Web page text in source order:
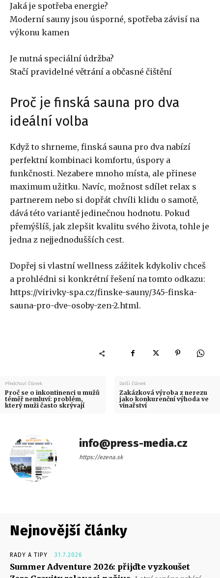
Jaká je spotřeba energie?
Moderní sauny jsou úsporné, spotřeba závisí na
výkonu kamen
Je nutná speciální údržba?
Stačí pravidelné větrání a občasné čištění
Proč je finská sauna pro dva
ideální volba
Když to shrneme, finská sauna pro dva nabízí
perfektní kombinaci komfortu, úspory a
funkčnosti. Nezabere mnoho místa, ale přinese
maximum užitku. Navíc, možnost sdílet relax s
partnerem nebo si dopřát chvíli klidu o samotě,
dává této variantě jedinečnou hodnotu. Pokud
přemýšlíš, jak zlepšit kvalitu svého života, tohle je
jedna z nejjednodušších cest.
Dopřej si vlastní wellness zážitek kdykoliv chceš
a prohlédni si konkrétní řešení na tomto odkazu:
https://virivky-spa.cz/finske-sauny/345-finska-
sauna-pro-dve-osoby-zen-2.html.
Předchozí článek
Proč se o inkontinenci u mužů
téměř nemluví: problém,
který muži často skrývají
Další článek
Zakázková výroba z nerezu
jako konkurenční výhoda ve
vinařství
info@press-media.cz
https://ezena.sk
Nejnovější články
RADY A TIPY 31.7.2026
Summer Adventure 2026: přijďte vyzkoušet